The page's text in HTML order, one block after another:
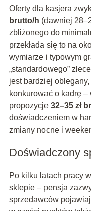
Oferty dla kasjera
brutto/h (dawniej
zbliżonego do
przekłada się to na
wymiarze i typowym
„standardowego”
jest bardziej
konkurować o kadrę
propozycje 32–35 zł
doświadczeniem w
zmiany nocne i
Doświadczony
Po kilku latach pracy
sklepie – pensja
sprzedawców